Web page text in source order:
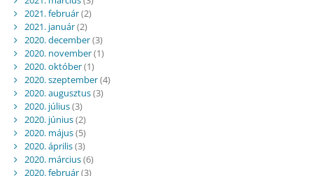
2021. február(2)
2021. január(2)
2020. december(3)
2020. november(1)
2020. október(1)
2020. szeptember(4)
2020. augusztus(3)
2020. július(3)
2020. június(2)
2020. május(5)
2020. április(3)
2020. március(6)
2020. február(3)